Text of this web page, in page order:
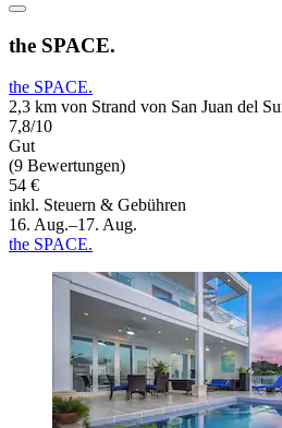
the SPACE.
the SPACE.
2,3 km von Strand von San Juan del
7,8/10
Gut
(9 Bewertungen)
54 €
inkl. Steuern & Gebühren
16. Aug.–17. Aug.
the SPACE.